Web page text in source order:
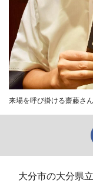
来場を呼び掛ける齋藤さん
大分市の大分県